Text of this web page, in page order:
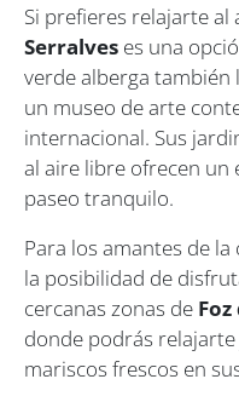
Si prefieres relajarte al
Serralves es una
verde alberga también
un museo de arte
internacional. Sus
al aire libre ofrecen un
paseo tranquilo.
Para los amantes de
la posibilidad de
cercanas zonas de
donde podrás
mariscos frescos en